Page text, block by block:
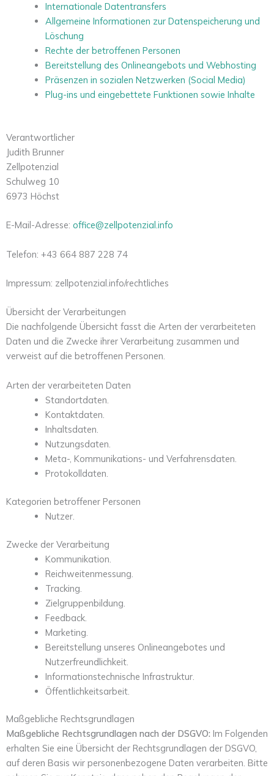
Internationale Datentransfers
Allgemeine Informationen zur Datenspeicherung und
Löschung
Rechte der betroffenen Personen
Bereitstellung des Onlineangebots und Webhosting
Präsenzen in sozialen Netzwerken (Social Media)
Plug-ins und eingebettete Funktionen sowie Inhalte
Verantwortlicher
Judith Brunner
Zellpotenzial
Schulweg 10
6973 Höchst
E-Mail-Adresse: office@zellpotenzial.info
Telefon: +43 664 887 228 74
Impressum: zellpotenzial.info/rechtliches
Übersicht der Verarbeitungen
Die nachfolgende Übersicht fasst die Arten der verarbeiteten
Daten und die Zwecke ihrer Verarbeitung zusammen und
verweist auf die betroffenen Personen.
Arten der verarbeiteten Daten
Standortdaten.
Kontaktdaten.
Inhaltsdaten.
Nutzungsdaten.
Meta-, Kommunikations- und Verfahrensdaten.
Protokolldaten.
Kategorien betroffener Personen
Nutzer.
Zwecke der Verarbeitung
Kommunikation.
Reichweitenmessung.
Tracking.
Zielgruppenbildung.
Feedback.
Marketing.
Bereitstellung unseres Onlineangebotes und
Nutzerfreundlichkeit.
Informationstechnische Infrastruktur.
Öffentlichkeitsarbeit.
Maßgebliche Rechtsgrundlagen
Maßgebliche Rechtsgrundlagen nach der DSGVO: Im Folgenden
erhalten Sie eine Übersicht der Rechtsgrundlagen der DSGVO,
auf deren Basis wir personenbezogene Daten verarbeiten. Bitte